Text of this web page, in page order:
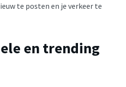
te posten en je verkeer te
en trending